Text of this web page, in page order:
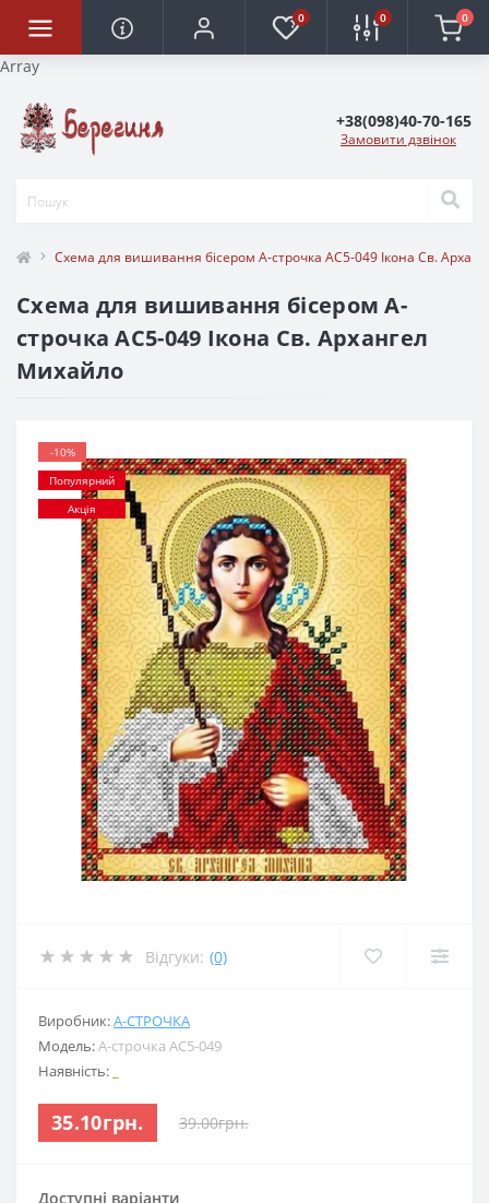
Array
0 0 0
+38(098)40-70-165
Замовити дзвінок
Схема для вишивання бісером А-строчка АС5-049 Ікона Св.
Схема для вишивання бісером А-
строчка АС5-049 Ікона Св. Архангел
Михайло
-10%
Популярний
Акція
Відгуки: (0)
Виробник:А-СТРОЧКА
Модель:А-строчка АС5-049
Наявність:
35.10грн. 39.00грн.
Доступні варіанти